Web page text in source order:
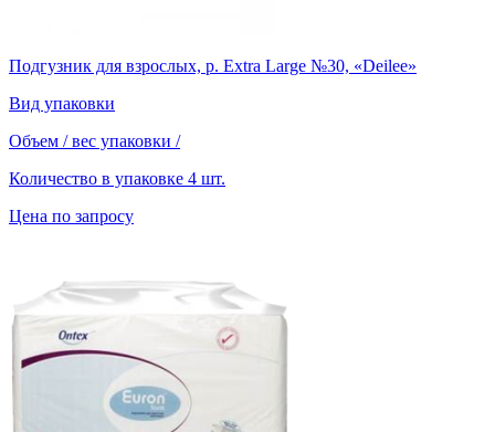
Подгузник для взрослых, р. Extra Large №30, «Deilee»
Вид упаковки
Объем / вес упаковки /
Количество в упаковке 4 шт.
Цена по запросу